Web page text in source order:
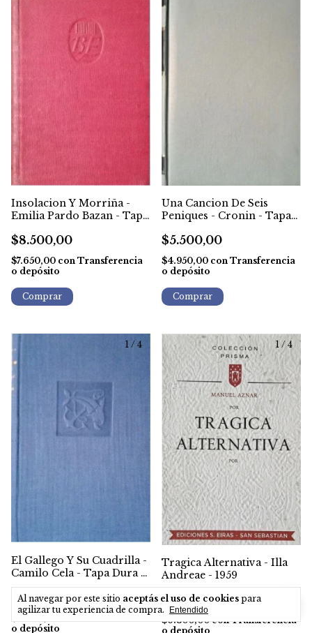
Al navegar por este sitio aceptás el uso de cookies para
agilizar tu experiencia de compra.
Entendido
Insolacion Y Morriña -
Emilia Pardo Bazan - Tapa
$8.500,00
$7.650,00 con Transferencia
o depósito
Una Cancion De Seis
Peniques - Cronin - Tapa
$5.500,00
$4.950,00 con Transferencia
o depósito
1 / 4
El Gallego Y Su Cuadrilla -
Camilo Cela - Tapa Dura -
1958
$7.000,00
$6.300,00 con
o depósito
1 / 4
Tragica Alternativa - Illa
Andreae - 1959
$7.000,00
$6.300,00con Transferencia
o depósito